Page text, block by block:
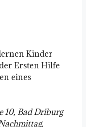
Kinder
Ersten Hilfe
eines
10, Bad Driburg